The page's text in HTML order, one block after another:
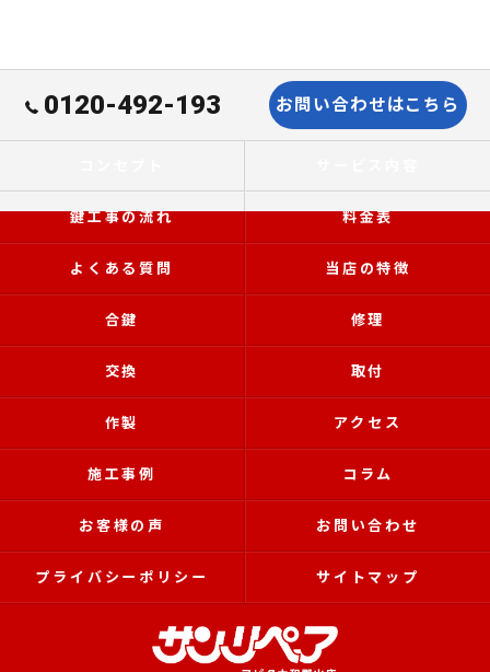
0120-492-193 お問い合わせはこちら
鍵工事の流れ 料金表
よくある質問 当店の特徴
合鍵 修理
交換 取付
作製 アクセス
施工事例 コラム
お客様の声 お問い合わせ
プライバシーポリシー サイトマップ